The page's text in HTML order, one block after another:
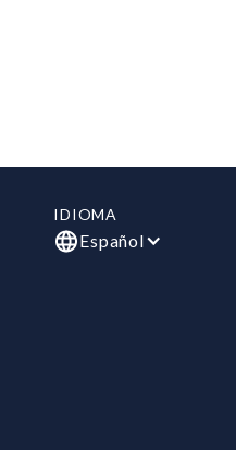
IDIOMA
Español